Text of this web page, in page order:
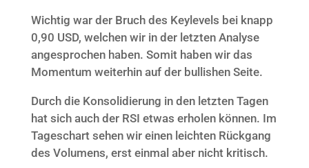
Wichtig war der Bruch des Keylevels bei knapp
0,90 USD, welchen wir in der letzten Analyse
angesprochen haben. Somit haben wir das
Momentum weiterhin auf der bullishen Seite.
Durch die Konsolidierung in den letzten Tagen
hat sich auch der RSI etwas erholen können. Im
Tageschart sehen wir einen leichten Rückgang
des Volumens, erst einmal aber nicht kritisch.